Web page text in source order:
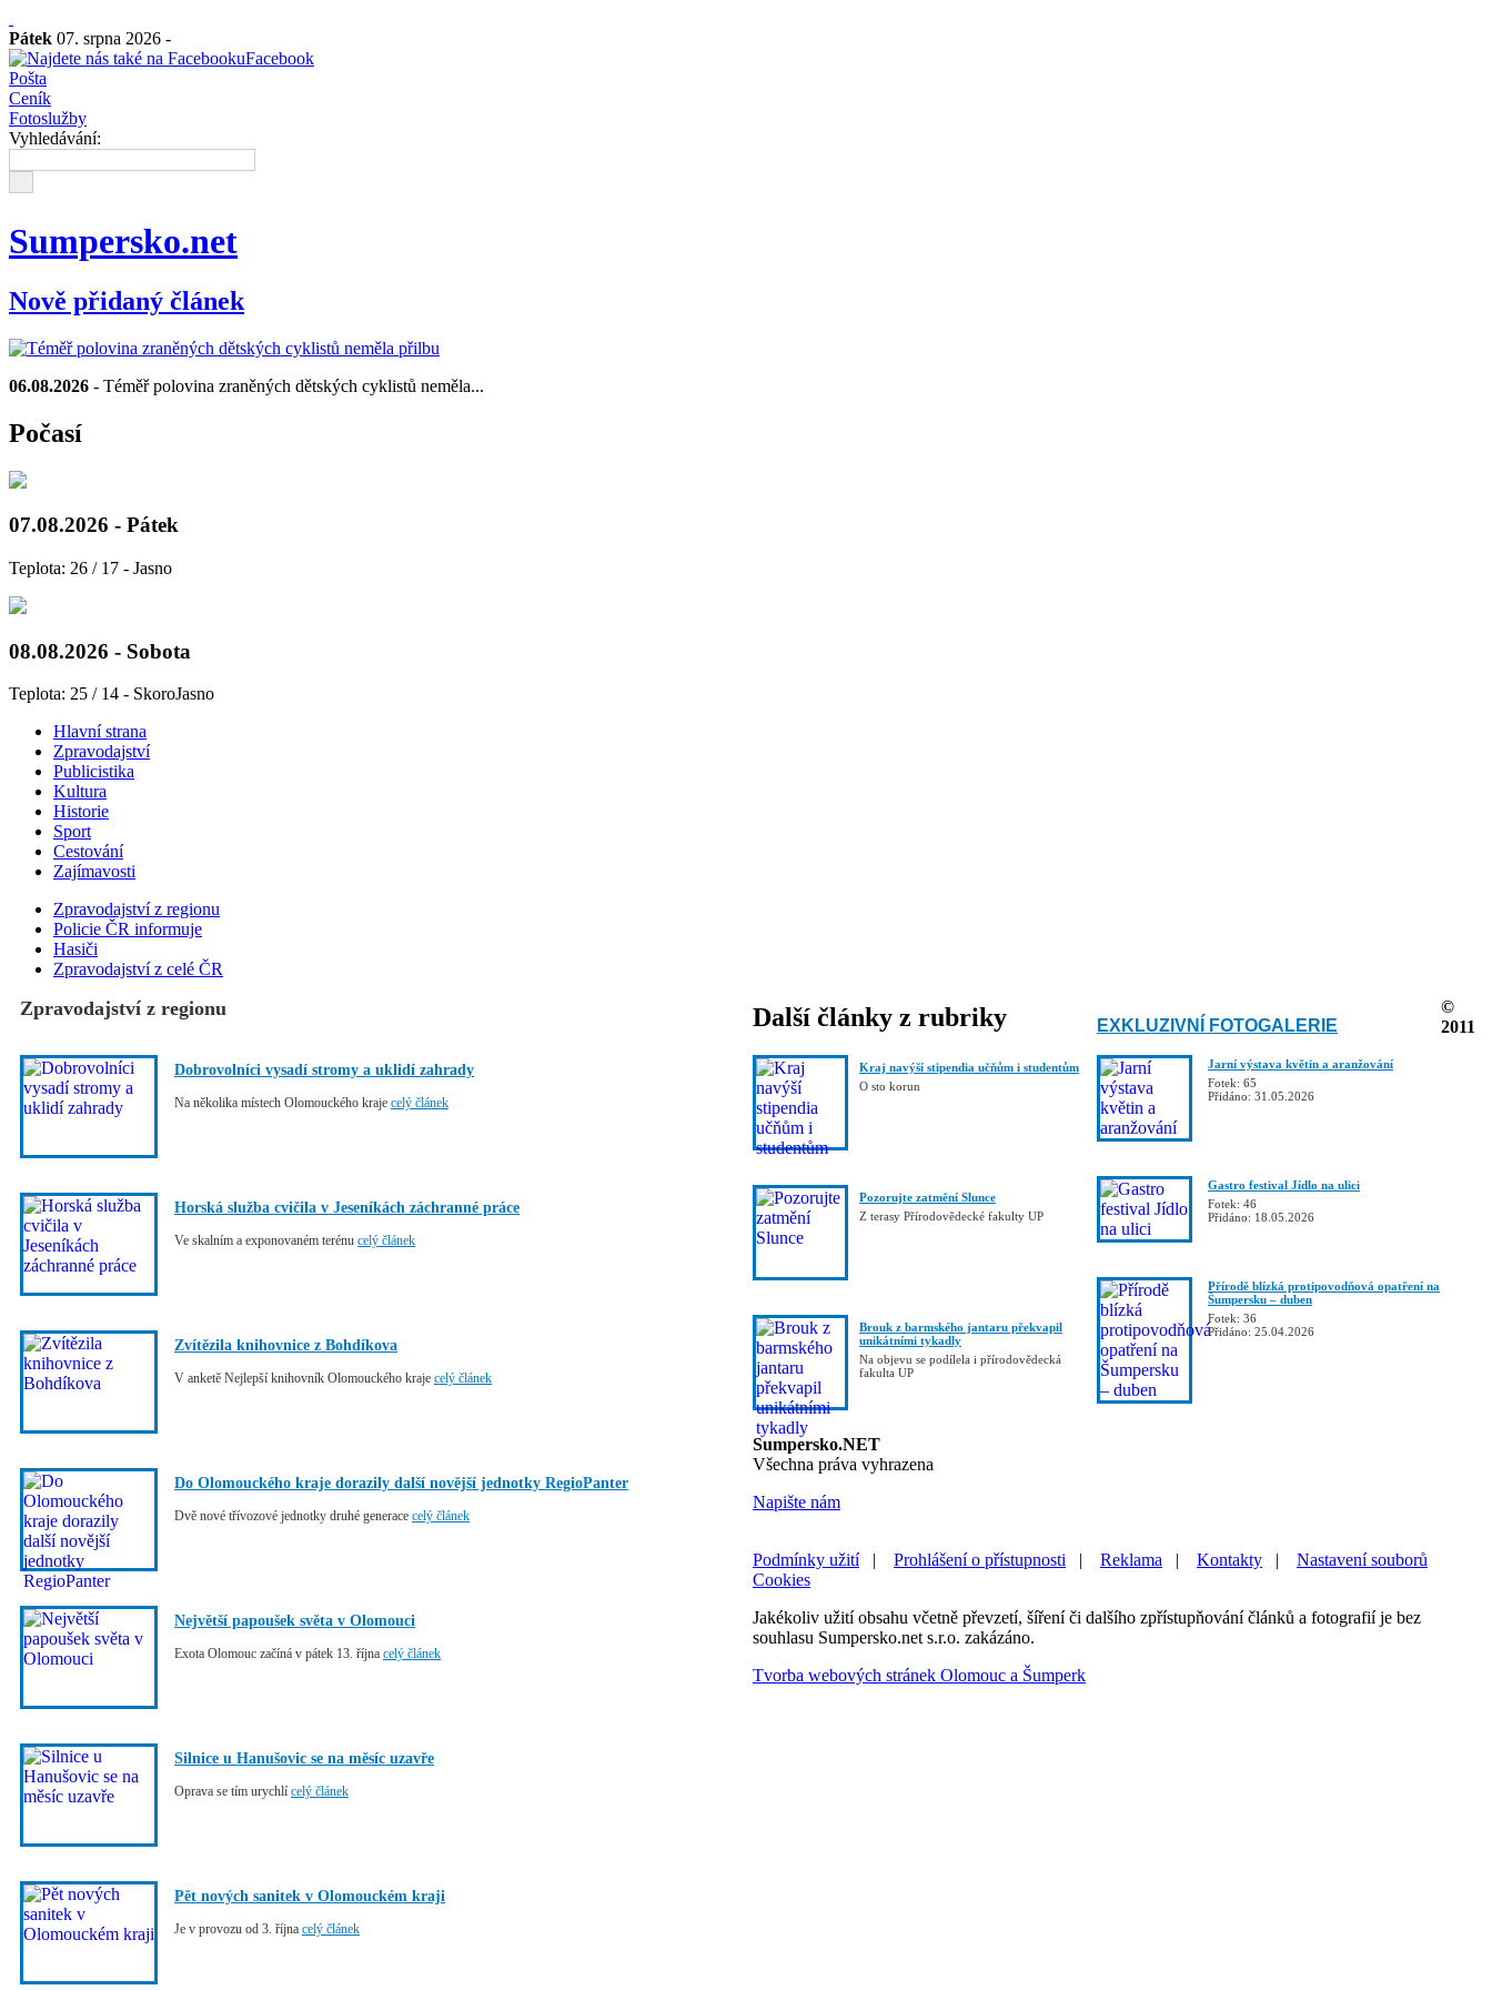
Pátek 07. srpna 2026 -
Facebook
Pošta
Ceník
Fotoslužby
Vyhledávání:
Sumpersko.net
Nově přidaný článek
06.08.2026 - Téměř polovina zraněných dětských cyklistů neměla...
Počasí
07.08.2026 - Pátek
Teplota: 26 / 17 - Jasno
08.08.2026 - Sobota
Teplota: 25 / 14 - SkoroJasno
Hlavní strana
Zpravodajství
Publicistika
Kultura
Historie
Sport
Cestování
Zajímavosti
Zpravodajství z regionu
Policie ČR informuje
Hasiči
Zpravodajství z celé ČR
Zpravodajství z regionu
Dobrovolníci vysadí stromy a uklidí zahrady
Na několika místech Olomouckého kraje celý článek
Horská služba cvičila v Jeseníkách záchranné práce
Ve skalním a exponovaném terénu celý článek
Zvítězila knihovnice z Bohdíkova
V anketě Nejlepší knihovník Olomouckého kraje celý článek
Do Olomouckého kraje dorazily další novější jednotky RegioPanter
Dvě nové třívozové jednotky druhé generace celý článek
Největší papoušek světa v Olomouci
Exota Olomouc začíná v pátek 13. října celý článek
Silnice u Hanušovic se na měsíc uzavře
Oprava se tím urychlí celý článek
Pět nových sanitek v Olomouckém kraji
Je v provozu od 3. října celý článek
Další články z rubriky
Kraj navýší stipendia učňům i studentům
O sto korun
Pozorujte zatmění Slunce
Z terasy Přírodovědecké fakulty UP
Brouk z barmského jantaru překvapil
unikátními tykadly
Na objevu se podílela i přírodovědecká
fakulta UP
EXKLUZIVNÍ FOTOGALERIE
Jarní výstava květin a aranžování
Fotek: 65
Přidáno: 31.05.2026
Gastro festival Jídlo na ulici
Fotek: 46
Přidáno: 18.05.2026
Přírodě blízká protipovodňová opatření na
Šumpersku – duben
Fotek: 36
Přidáno: 25.04.2026
©
2011
Sumpersko.NET
Všechna práva vyhrazena
Napište nám
Podmínky užití Prohlášení o přístupnosti Reklama Kontakty
Nastavení souborů
Cookies
Jakékoliv užití obsahu včetně převzetí, šíření či dalšího zpřístupňování článků a fotografií je bez
souhlasu Sumpersko.net s.r.o. zakázáno.
Tvorba webových stránek Olomouc a Šumperk